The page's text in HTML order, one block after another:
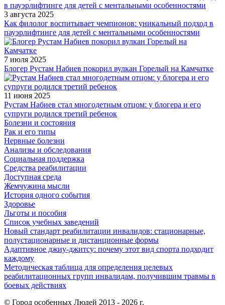
3 августа 2025
Как филолог воспитывает чемпионов: уникальный подход в
пауэрлифтинге для детей с ментальными особенностями
7 июля 2025
Блогер Рустам Набиев покорил вулкан Горелый на Камчатке
11 июня 2025
Рустам Набиев стал многодетным отцом: у блогера и его
супруги родился третий ребенок
Болезни и состояния
Рак и его типы
Нервные болезни
Анализы и обследования
Социальная поддержка
Средства реабилитации
Доступная среда
Жемчужина мысли
История одного события
Здоровье
Льготы и пособия
Список учебных заведений
Новый стандарт реабилитации инвалидов: стационарные,
полустационарные и дистанционные формы
Адаптивное джиу-джитсу: почему этот вид спорта подходит
каждому
Методическая таблица для определения целевых
реабилитационных групп инвалидам, получившим травмы в
боевых действиях
© Город особенных Людей 2013 - 2026 г.